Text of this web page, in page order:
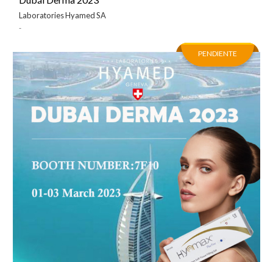
Laboratories Hyamed SA
-
PENDIENTE